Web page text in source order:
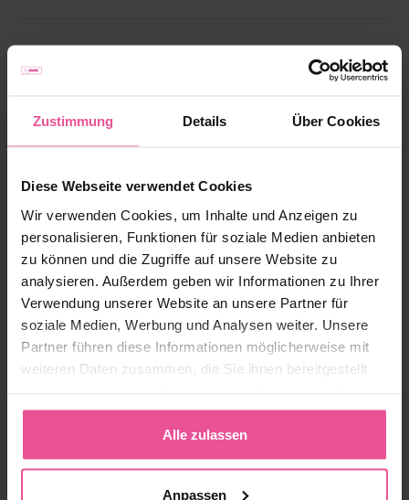
Zustimmung Details Über Cookies
Diese Webseite verwendet Cookies
Wir verwenden Cookies, um Inhalte und Anzeigen zu
personalisieren, Funktionen für soziale Medien anbieten
zu können und die Zugriffe auf unsere Website zu
analysieren. Außerdem geben wir Informationen zu Ihrer
Verwendung unserer Website an unsere Partner für
soziale Medien, Werbung und Analysen weiter. Unsere
Partner führen diese Informationen möglicherweise mit
weiteren Daten zusammen, die Sie ihnen bereitgestellt
gesammelt haben.
Alle zulassen
Anpassen
Produkt in der Antwort